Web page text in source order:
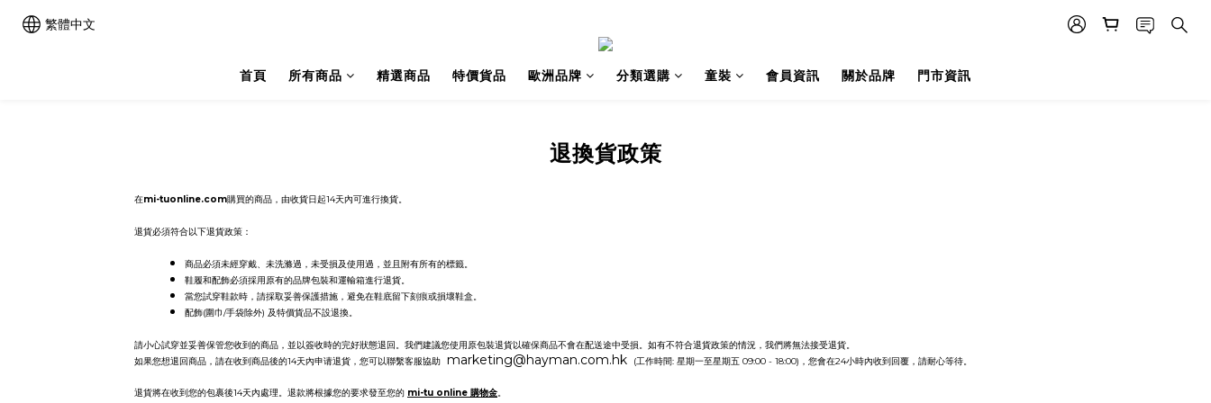
繁體中文
首頁 所有商品 精選商品 特價貨品 歐洲品牌 分類選購 童裝 會員資訊 關於品牌 門市資訊
退換貨政策
在mi-tuonline.com購買的商品，由收貨日起14天內可進行換貨。
退貨必須符合以下退貨政策：
商品必須未經穿戴、未洗滌過，未受損及使用過，並且附有所有的標籤。
鞋履和配飾必須採用原有的品牌包裝和運輸箱進行退貨。
當您試穿鞋款時，請採取妥善保護措施，避免在鞋底留下刻痕或損壞鞋盒。
配飾(圍巾/手袋除外) 及特價貨品不設退換。
請小心試穿並妥善保管您收到的商品，並以簽收時的完好狀態退回。我們建議您使用原包裝退貨以確保商品不會在配送途中受損。如有不符合退貨政策的情況，我們將無法接受退貨。
如果您想退回商品，請在收到商品後的14天內申请退貨，您可以聯繫客服協助 marketing@hayman.com.hk (工作時間: 星期一至星期五 09:00 - 18:00) ，您會在24小時內收到回覆，請耐心等待。
退貨將在收到您的包裹後14天內處理。退款將根據您的要求發至您的 mi-tu online 購物金。